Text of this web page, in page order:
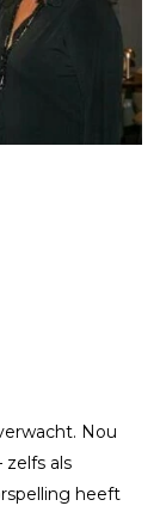
Nou
zelfs als
heeft